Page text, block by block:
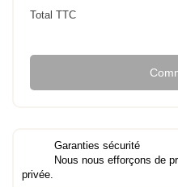
Total TTC
Garanties sécurité
Nous nous efforçons de
privée.